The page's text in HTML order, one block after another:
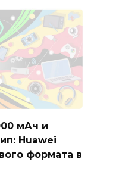
мАч и
Huawei
формата в